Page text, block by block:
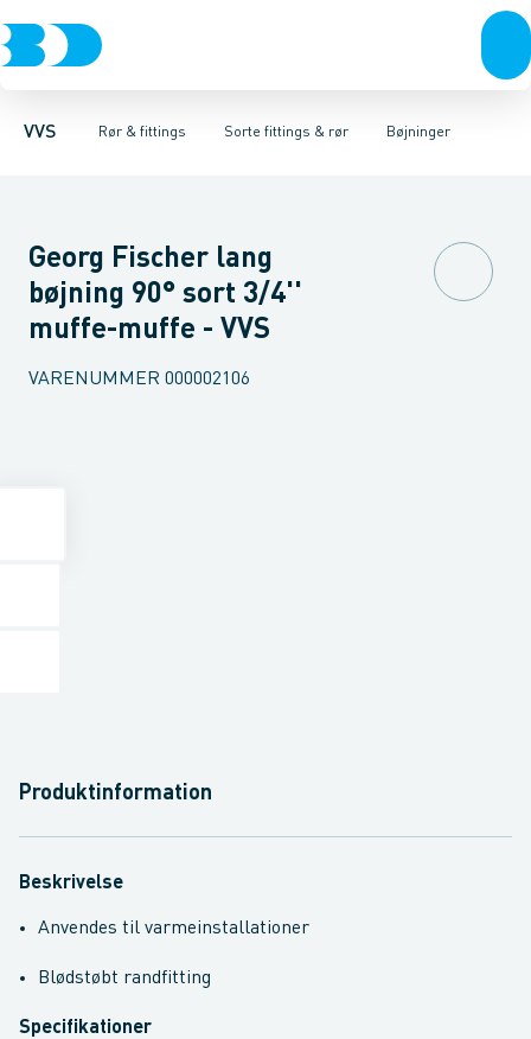
VVS Rør & fittings
Rør & fittingsPressfittings & rørKuglehaner & ventiler
Sorte fittings & rør
Sorte fittings & rørGalvaniseret fittings & rørRustfrit fittings
Bøjninger
RørNippelrørVinkler muffe-nippelVinkler muffe-muffe
Georg Fischer lang
bøjning 90° sort 3/4''
muffe-muffe - VVS
VARENUMMER 000002106
Produktinformation
Beskrivelse
Anvendes til varmeinstallationer
Blødstøbt randfitting
Specifikationer